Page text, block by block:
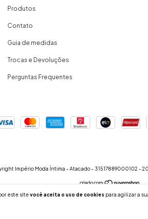
este site você aceita o uso de cookies para agilizar a
Produtos
Contato
Guia de medidas
Trocas e Devoluções
Perguntas Frequentes
Império Moda Íntima - Atacado - 31517889000102 -